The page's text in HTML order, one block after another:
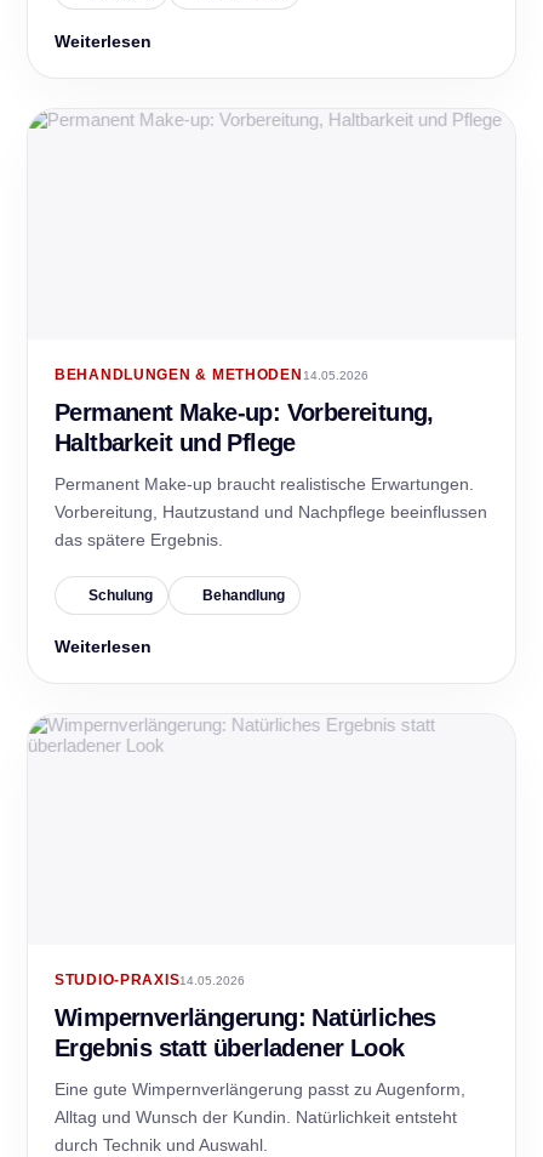
Weiterlesen
BEHANDLUNGEN & METHODEN 14.05.2026
Permanent Make-up: Vorbereitung,
Haltbarkeit und Pflege
Permanent Make-up braucht realistische Erwartungen.
Vorbereitung, Hautzustand und Nachpflege beeinflussen
das spätere Ergebnis.
Schulung Behandlung
Weiterlesen
STUDIO-PRAXIS14.05.2026
Wimpernverlängerung: Natürliches
Ergebnis statt überladener Look
Eine gute Wimpernverlängerung passt zu Augenform,
Alltag und Wunsch der Kundin. Natürlichkeit entsteht
durch Technik und Auswahl.